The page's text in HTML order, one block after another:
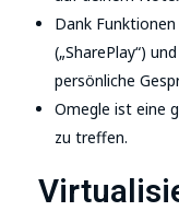
Dank
(„SharePlay“)
persönliche
Omegle ist eine
zu treffen.